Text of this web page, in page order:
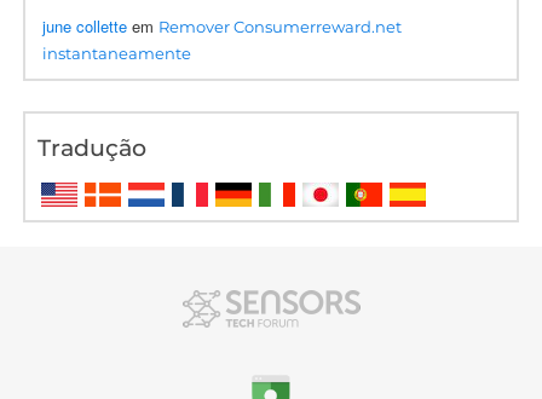
june collette em Remover Consumerreward.net
instantaneamente
Tradução